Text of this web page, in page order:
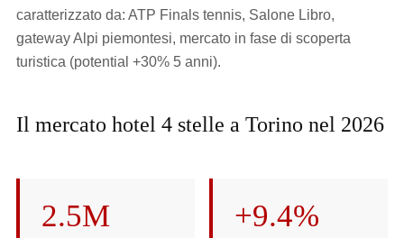
caratterizzato da: ATP Finals tennis, Salone Libro,
gateway Alpi piemontesi, mercato in fase di scoperta
turistica (potential +30% 5 anni).
Il mercato hotel 4 stelle a Torino nel 2026
2.5M +9.4%